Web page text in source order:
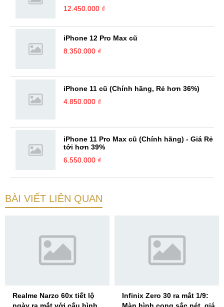
12.450.000 ₫
iPhone 12 Pro Max cũ
8.350.000 ₫
iPhone 11 cũ (Chính hãng, Rẻ hơn 36%)
4.850.000 ₫
iPhone 11 Pro Max cũ (Chính hãng) - Giá Rẻ
tới hơn 39%
6.550.000 ₫
BÀI VIẾT LIÊN QUAN
Realme Narzo 60x tiết lộ
ngày ra mắt với cấu hình
Infinix Zero 30 ra mắt 1/9:
Màn hình cong sắc nét, giá